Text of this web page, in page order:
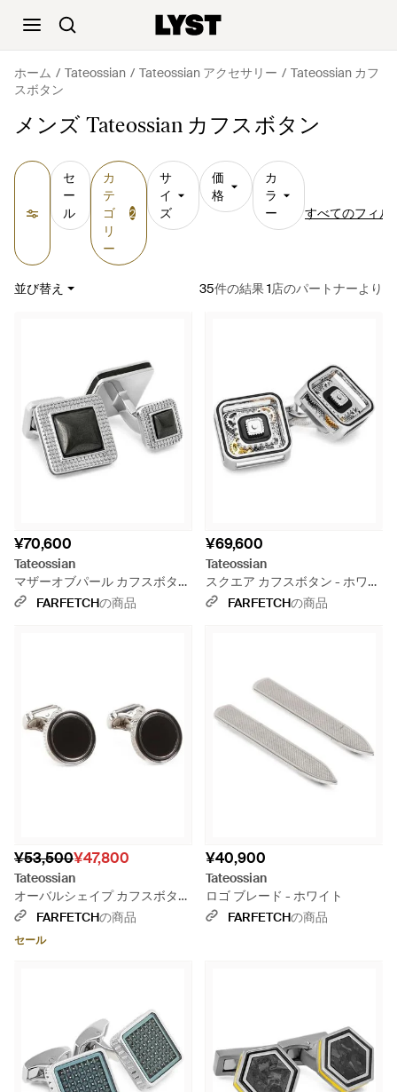
ホーム Tateossian Tateossian アクセサリー
Tateossian カフ
スボタン
メンズ Tateossian カフスボタン
セ
ー
ル
カ
テ
ゴ
リ
ー
2
サ
イ
ズ
価
格
カ
ラ
ー
すべてのフィル
並び替え 35件の結果 1店のパートナーより
¥70,600
Tateossian
マザーオブパール カフスボタン
- メタリック
FARFETCHの商品
¥69,600
Tateossian
スクエア カフスボタン - ホワイ
ト
FARFETCHの商品
¥53,500¥47,800
Tateossian
オーバルシェイプ カフスボタン
- ブラック
FARFETCHの商品
セール
¥40,900
Tateossian
ロゴ ブレード - ホワイト
FARFETCHの商品